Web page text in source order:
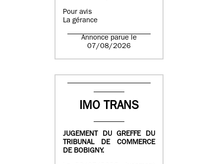
Pour avis
La gérance
Annonce parue le
07/08/2026
IMO TRANS
JUGEMENT DU GREFFE DU
TRIBUNAL DE COMMERCE
DE BOBIGNY.